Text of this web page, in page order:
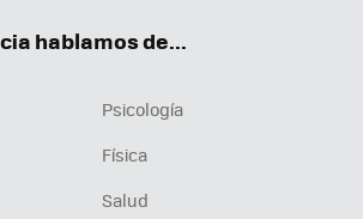
hablamos de...
Psicología
Física
Salud